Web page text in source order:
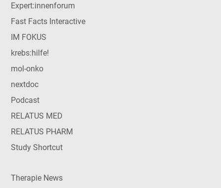
Expert:innenforum
Fast Facts Interactive
IM FOKUS
krebs:hilfe!
mol-onko
nextdoc
Podcast
RELATUS MED
RELATUS PHARM
Study Shortcut
Therapie News